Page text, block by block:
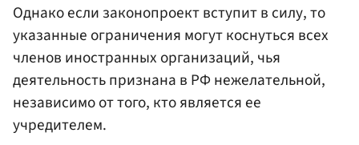
Однако если законопроект вступит в силу, то
указанные ограничения могут коснуться всех
членов иностранных организаций, чья
деятельность признана в РФ нежелательной,
независимо от того, кто является ее
учредителем.